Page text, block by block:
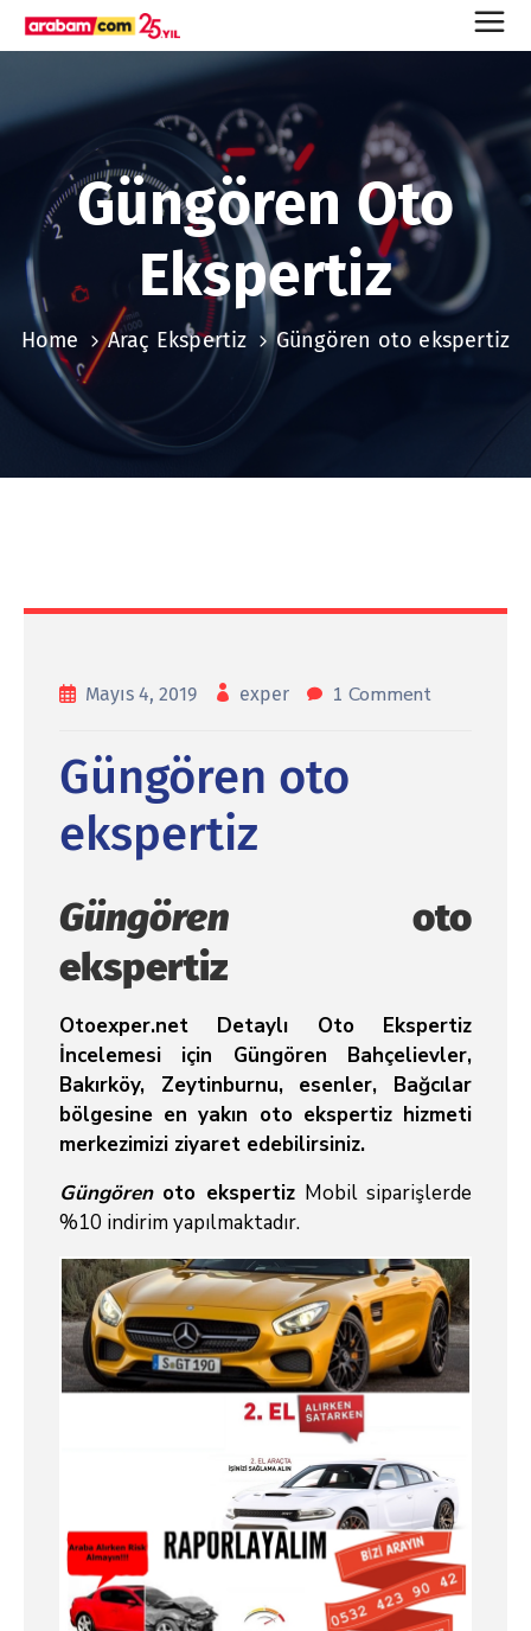
Güngören Oto
Ekspertiz
Home Araç Ekspertiz Güngören oto ekspertiz
Mayıs 4, 2019 exper 1 Comment
Güngören oto
ekspertiz
Güngören
oto
ekspertiz
Otoexper.net Detaylı Oto Ekspertiz
İncelemesi için Güngören Bahçelievler,
Bakırköy, Zeytinburnu, esenler, Bağcılar
bölgesine en yakın oto ekspertiz hizmeti
merkezimizi ziyaret edebilirsiniz.
Güngören oto ekspertiz Mobil siparişlerde
%10 indirim yapılmaktadır.